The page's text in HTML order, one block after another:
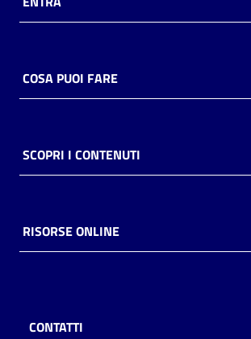
online
Piani
Decentrate
COSA PUOI FARE
SCOPRI I CONTENUTI
RISORSE ONLINE
CONTATTI